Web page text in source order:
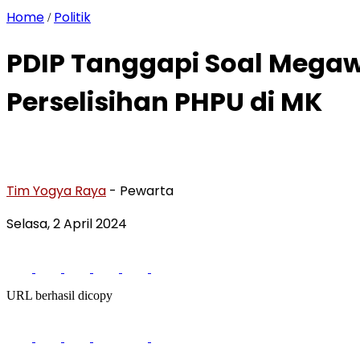
Home / Politik
PDIP Tanggapi Soal
Perselisihan PHPU di MK
Tim Yogya Raya - Pewarta
Selasa, 2 April 2024
URL berhasil dicopy